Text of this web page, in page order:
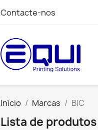
Contacte-nos
Início Marcas BIC
Lista de